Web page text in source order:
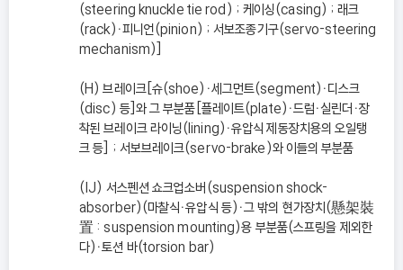
(steering knuckle tie rod) ; 케이싱(casing) ; 래크
(rack)ㆍ피니언(pinion) ; 서보조종기구(servo-steering
mechanism)]
(H) 브레이크[슈(shoe)ㆍ세그먼트(segment)ㆍ디스크
(disc) 등]와 그 부분품[플레이트(plate)ㆍ드럼ㆍ실린더ㆍ장
착된 브레이크 라이닝(lining)ㆍ유압식 제동장치용의 오일탱
크 등] ; 서보브레이크(servo-brake)와 이들의 부분품
(IJ) 서스펜션 쇼크업소버(suspension shock-
absorber)(마찰식ㆍ유압식 등)ㆍ그 밖의 현가장치(懸架裝
置 : suspension mounting)용 부분품(스프링을 제외한
다)ㆍ토션 바(torsion bar)